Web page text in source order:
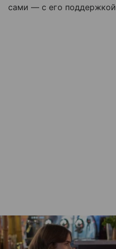
сами — с его